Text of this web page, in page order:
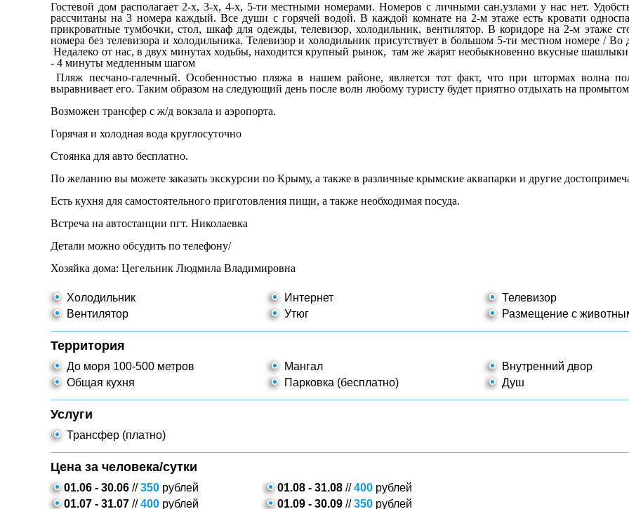
Гостевой дом располагает 2-х, 3-х, 4-х, 5-ти местными номерами. Номеров с личными сан.узлами у нас нет.
рассчитаны на 3 номера каждый. Все души с горячей водой. В каждой комнате на 2-м этаже есть кровати
прикроватные тумбочки, стол, шкаф для одежды, телевизор, холодильник, вентилятор. В коридоре на 2-м этаже
номера без телевизора и холодильника. Телевизор и холодильник присутствует в большом 5-ти местном номере /
Недалеко от нас, в двух минутах ходьбы, находится крупный рынок, там же жарят необыкновенно вкусные
- 4 минуты медленным шагом
Пляж песчано-галечный. Особенностью пляжа в нашем районе, является тот факт, что при штормах волна
выравнивает его. Таким образом на следующий день после волн любому туристу будет приятно отдыхать на
Возможен трансфер с ж/д вокзала и аэропорта.
Горячая и холодная вода круглосуточно
Стоянка для авто бесплатно.
По желанию вы можете заказать экскурсии по Крыму, а также в различные крымские аквапарки и другие
Есть кухня для самостоятельного приготовления пищи, а также необходимая посуда.
Встреча на автостанции пгт. Николаевка
Детали можно обсудить по телефону/
Хозяйка дома: Цегельник Людмила Владимировна
Холодильник Интернет
Телевизор
Вентилятор
Утюг Размещение с
Территория
До моря 100-500 метров Мангал
Внутренний двор
Общая кухня
Парковка (бесплатно) Душ
Услуги
Трансфер (платно)
Цена за человека/сутки
01.06 - 30.06 //350 рублей
01.07 - 31.07 //400 рублей
01.08 - 31.08 //400 рублей
01.09 - 30.09 //350 рублей